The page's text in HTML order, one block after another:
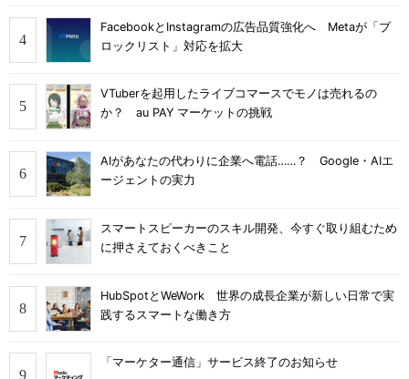
FacebookとInstagramの広告品質強化へ Metaが「ブ
ロックリスト」対応を拡大
VTuberを起用したライブコマースでモノは売れるの
か？ au PAY マーケットの挑戦
AIがあなたの代わりに企業へ電話……？ Google・AIエ
ージェントの実力
スマートスピーカーのスキル開発、今すぐ取り組むため
に押さえておくべきこと
HubSpotとWeWork 世界の成長企業が新しい日常で実
践するスマートな働き方
「マーケター通信」サービス終了のお知らせ